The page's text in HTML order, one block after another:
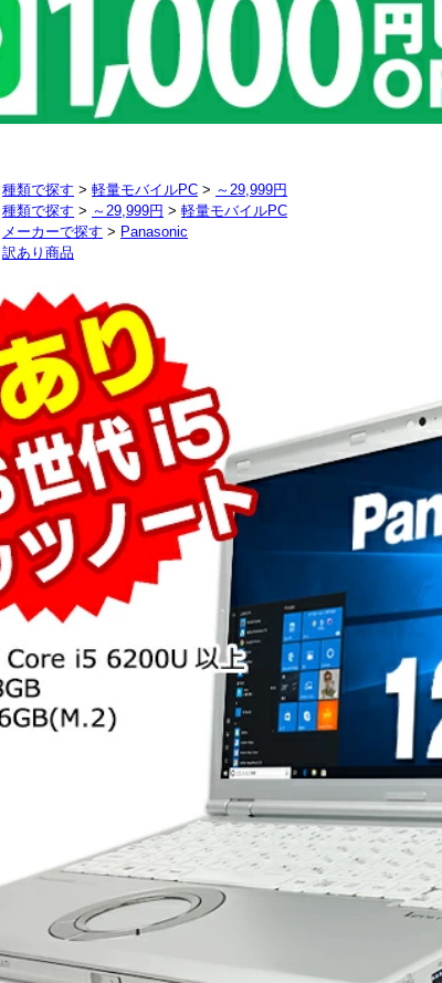
種類で探す > 軽量モバイルPC > ～29,999円
種類で探す > ～29,999円 > 軽量モバイルPC
メーカーで探す > Panasonic
訳あり商品